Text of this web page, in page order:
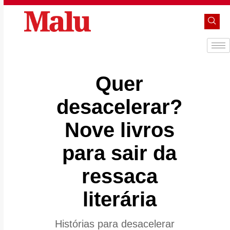
Quer
desacelerar?
Nove livros
para sair da
ressaca
literária
Histórias para desacelerar